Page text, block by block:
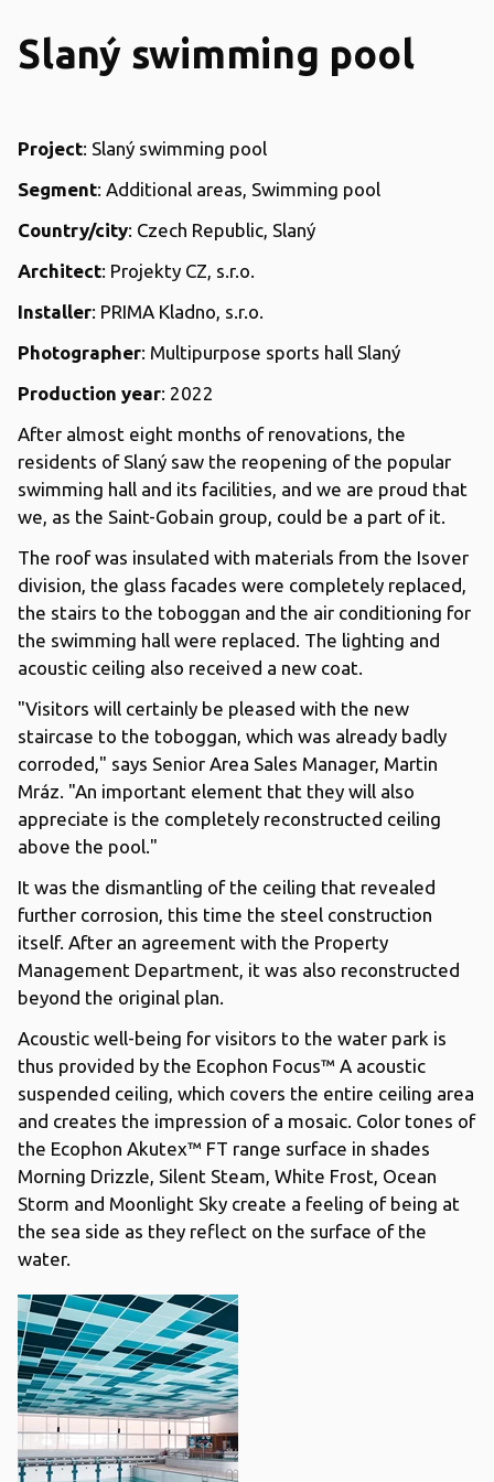
Slaný swimming pool
Project: Slaný swimming pool
Segment: Additional areas, Swimming pool
Country/city: Czech Republic, Slaný
Architect: Projekty CZ, s.r.o.
Installer: PRIMA Kladno, s.r.o.
Photographer: Multipurpose sports hall Slaný
Production year: 2022
After almost eight months of renovations, the
residents of Slaný saw the reopening of the popular
swimming hall and its facilities, and we are proud that
we, as the Saint-Gobain group, could be a part of it.
The roof was insulated with materials from the Isover
division, the glass facades were completely replaced,
the stairs to the toboggan and the air conditioning for
the swimming hall were replaced. The lighting and
acoustic ceiling also received a new coat.
"Visitors will certainly be pleased with the new
staircase to the toboggan, which was already badly
corroded," says Senior Area Sales Manager, Martin
Mráz. "An important element that they will also
appreciate is the completely reconstructed ceiling
above the pool."
It was the dismantling of the ceiling that revealed
further corrosion, this time the steel construction
itself. After an agreement with the Property
Management Department, it was also reconstructed
beyond the original plan.
Acoustic well-being for visitors to the water park is
thus provided by the Ecophon Focus™ A acoustic
suspended ceiling, which covers the entire ceiling area
and creates the impression of a mosaic. Color tones of
the Ecophon Akutex™ FT range surface in shades
Morning Drizzle, Silent Steam, White Frost, Ocean
Storm and Moonlight Sky create a feeling of being at
the sea side as they reflect on the surface of the
water.